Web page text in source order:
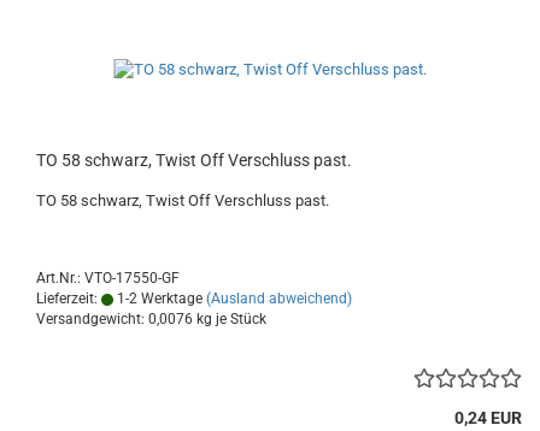
TO 58 schwarz, Twist Off Verschluss past.
TO 58 schwarz, Twist Off Verschluss past.
Art.Nr.: VTO-17550-GF
Lieferzeit:
1-2 Werktage (Ausland abweichend)
Versandgewicht: 0,0076 kg je Stück
0,24 EUR